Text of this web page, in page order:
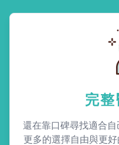
完
還在靠口碑尋找適合
更多的選擇自由與更